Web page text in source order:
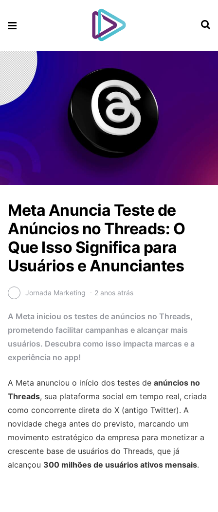
Meta Anuncia Teste de
Anúncios no Threads: O
Que Isso Significa para
Usuários e Anunciantes
Jornada Marketing 2 anos atrás
A Meta iniciou os testes de anúncios no Threads,
prometendo facilitar campanhas e alcançar mais
usuários. Descubra como isso impacta marcas e a
experiência no app!
A Meta anunciou o início dos testes de anúncios no
Threads, sua plataforma social em tempo real, criada
como concorrente direta do X (antigo Twitter). A
novidade chega antes do previsto, marcando um
movimento estratégico da empresa para monetizar a
crescente base de usuários do Threads, que já
alcançou 300 milhões de usuários ativos mensais.